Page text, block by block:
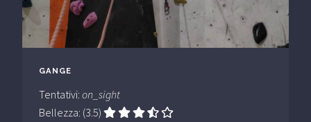
GANGE
Tentativi: on_sight
Bellezza: (3.5)